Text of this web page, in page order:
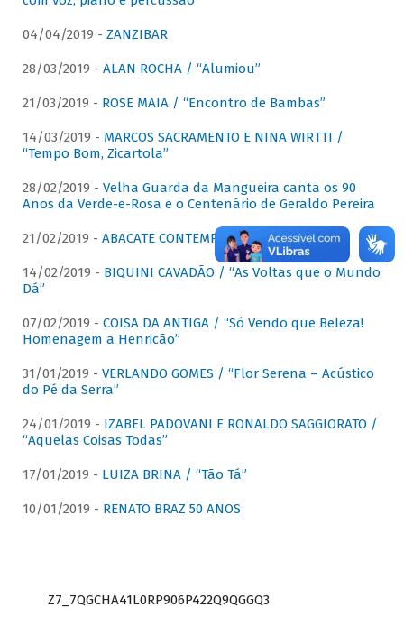
04/04/2019 - ZANZIBAR
28/03/2019 - ALAN ROCHA / “Alumiou”
21/03/2019 - ROSE MAIA / “Encontro de Bambas”
14/03/2019 - MARCOS SACRAMENTO E NINA WIRTTI /
“Tempo Bom, Zicartola”
28/02/2019 - Velha Guarda da Mangueira canta os 90
Anos da Verde-e-Rosa e o Centenário de Geraldo Pereira
21/02/2019 - ABACATE CONTEMPORÂNEO
14/02/2019 - BIQUINI CAVADÃO / “As Voltas que o Mundo
Dá”
07/02/2019 - COISA DA ANTIGA / “Só Vendo que Beleza!
Homenagem a Henricão”
31/01/2019 - VERLANDO GOMES / “Flor Serena – Acústico
do Pé da Serra”
24/01/2019 - IZABEL PADOVANI E RONALDO SAGGIORATO /
“Aquelas Coisas Todas”
17/01/2019 - LUIZA BRINA / “Tão Tá”
10/01/2019 - RENATO BRAZ 50 ANOS
Z7_7QGCHA41L0RP906P422Q9QGGQ3